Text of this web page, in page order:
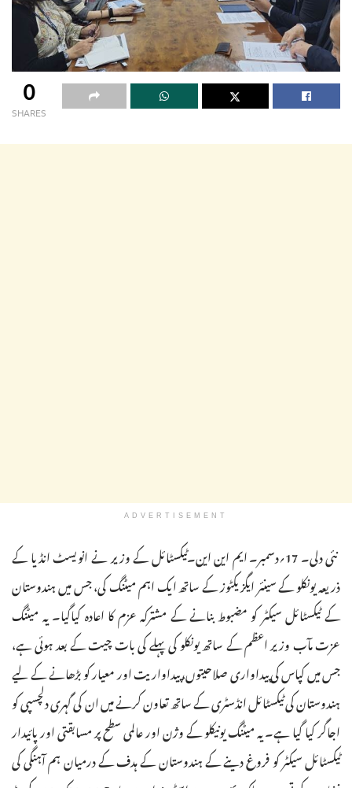
0
SHARES
ADVERTISEMENT
نئی دلی۔ 17؍دسمبر۔ ایم این این۔ٹیکسٹائل کے وزیر نے انویسٹ انڈیا کے
ذریعہ یونکلو کے سینئر ایگزیکٹوز کے ساتھ ایک اہم میٹنگ کی، جس میں ہندوستان
کے ٹیکسٹائل سیکٹر کو مضبوط بنانے کے مشترکہ عزم کا اعادہ کیاگیا۔ یہ میٹنگ
عزت مآب وزیر اعظم کے ساتھ یونکلو کی پہلے کی بات چیت کے بعد ہوئی ہے،
جس میں کپاس کی پیداواری صلاحیتوں، پیداواریت اور معیار کو بڑھانے کے لیے
ہندوستان کی ٹیکسٹائل انڈسٹری کے ساتھ تعاون کرنے میں ان کی گہری دلچسپی کو
اجاگر کیا گیا ہے۔ یہ میٹنگ یونیکلو کے وژن اور عالمی سطح پر مسابقتی اور پائیدار
ٹیکسٹائل سیکٹر کو فروغ دینے کے ہندوستان کے ہدف کے درمیان ہم آہنگی کی